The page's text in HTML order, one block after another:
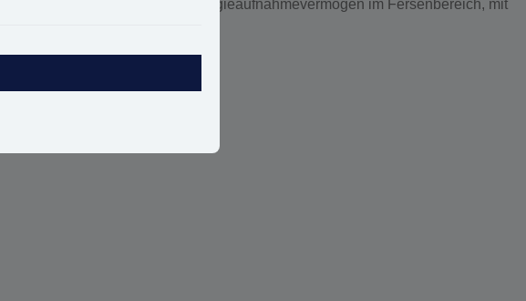
Sohle und Energieaufnahmevermögen im Fersenbereich, mit